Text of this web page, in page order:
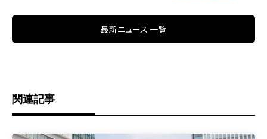
最新ニュース 一覧
関連記事